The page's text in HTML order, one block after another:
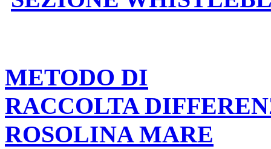
METODO DI
RACCOLTA
ROSOLINA MARE